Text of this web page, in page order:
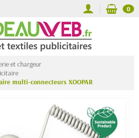
0
et chargeur
multi-connecteurs XOOPAR